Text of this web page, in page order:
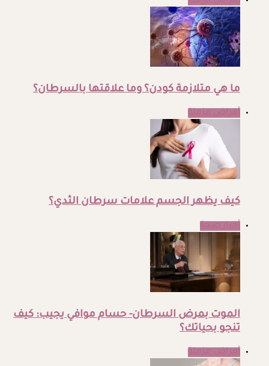
ما هي متلازمة كودن؟ وما علاقتها بالسرطان؟
كيف يظهر الجسم علامات سرطان الثدي؟
الموت بمرض السرطان- حسام موافي يجيب: كيف
تنجو بحياتك؟